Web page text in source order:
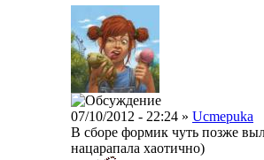
07/10/2012 - 22:24 » Ucmepuka
В сборе формик чуть позже
нацарапала хаотично)